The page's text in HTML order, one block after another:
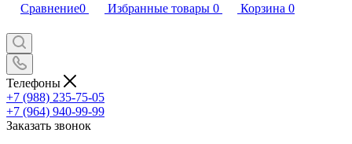
Сравнение0 Избранные товары 0 Корзина 0
Телефоны
+7 (988) 235-75-05
+7 (964) 940-99-99
Заказать звонок